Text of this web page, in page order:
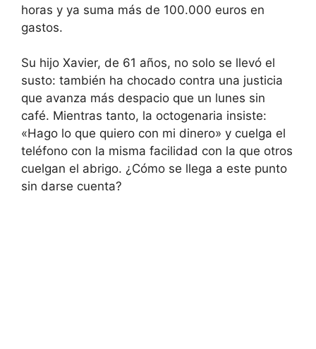
horas y ya suma más de 100.000 euros en
gastos.
Su hijo Xavier, de 61 años, no solo se llevó el
susto: también ha chocado contra una justicia
que avanza más despacio que un lunes sin
café. Mientras tanto, la octogenaria insiste:
«Hago lo que quiero con mi dinero» y cuelga el
teléfono con la misma facilidad con la que otros
cuelgan el abrigo. ¿Cómo se llega a este punto
sin darse cuenta?